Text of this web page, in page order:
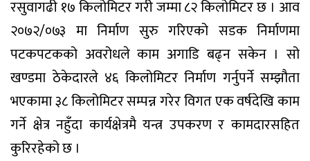
रसुवागढी १७ किलोमिटर गरी जम्मा ८२ किलोमिटर छ । आव
२०७२/०७३ मा निर्माण सुरु गरिएको सडक निर्माणमा
पटकपटकको अवरोधले काम अगाडि बढ्न सकेन । सो
खण्डमा ठेकेदारले ४६ किलोमिटर निर्माण गर्नुपर्ने सम्झौता
भएकामा ३८ किलोमिटर सम्पन्न गरेर विगत एक वर्षदेखि काम
गर्ने क्षेत्र नहुँदा कार्यक्षेत्रमै यन्त्र उपकरण र कामदारसहित
कुरिरहेको छ ।